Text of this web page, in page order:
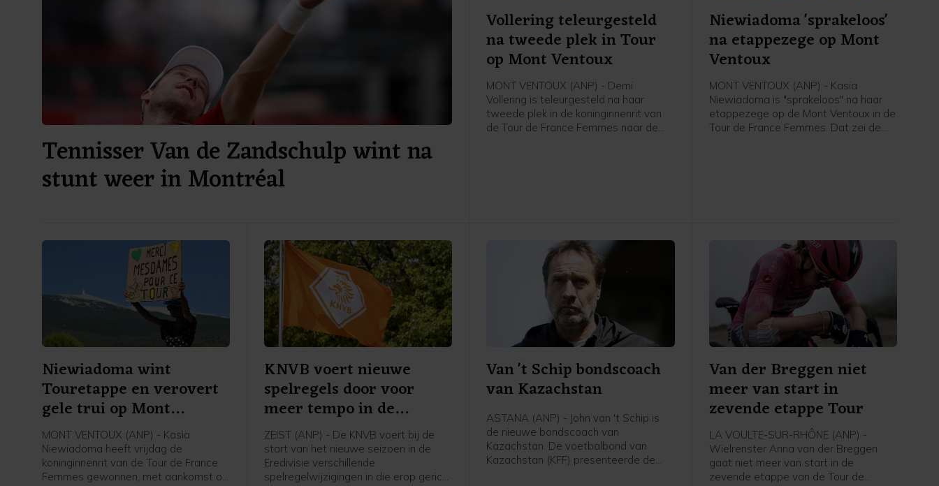
Tennisser Van de Zandschulp wint na
stunt weer in Montréal
Vollering teleurgesteld
na tweede plek in Tour
op Mont Ventoux
MONT VENTOUX (ANP) - Demi
Vollering is teleurgesteld na haar
tweede plek in de koninginnenrit van
de Tour de France Femmes naar de
Niewiadoma 'sprakeloos'
na etappezege op Mont
Ventoux
MONT VENTOUX (ANP) - Kasia
Niewiadoma is "sprakeloos" na haar
etappezege op de Mont Ventoux in de
Tour de France Femmes. Dat zei de
Niewiadoma wint
Touretappe en verovert
gele trui op Mont
Ventoux
MONT VENTOUX (ANP) - Kasia
Niewiadoma heeft vrijdag de
koninginnenrit van de Tour de France
Femmes gewonnen, met aankomst op
KNVB voert nieuwe
spelregels door voor
meer tempo in de
wedstrijd
ZEIST (ANP) - De KNVB voert bij de
start van het nieuwe seizoen in de
Eredivisie verschillende
spelregelwijzigingen in die erop gericht
Van 't Schip bondscoach
van Kazachstan
ASTANA (ANP) - John van 't Schip is
de nieuwe bondscoach van
Kazachstan. De voetbalbond van
Kazachstan (KFF) presenteerde de
Van der Breggen niet
meer van start in
zevende etappe Tour
LA VOULTE-SUR-RHÔNE (ANP) -
Wielrenster Anna van der Breggen
gaat niet meer van start in de
zevende etappe van de Tour de